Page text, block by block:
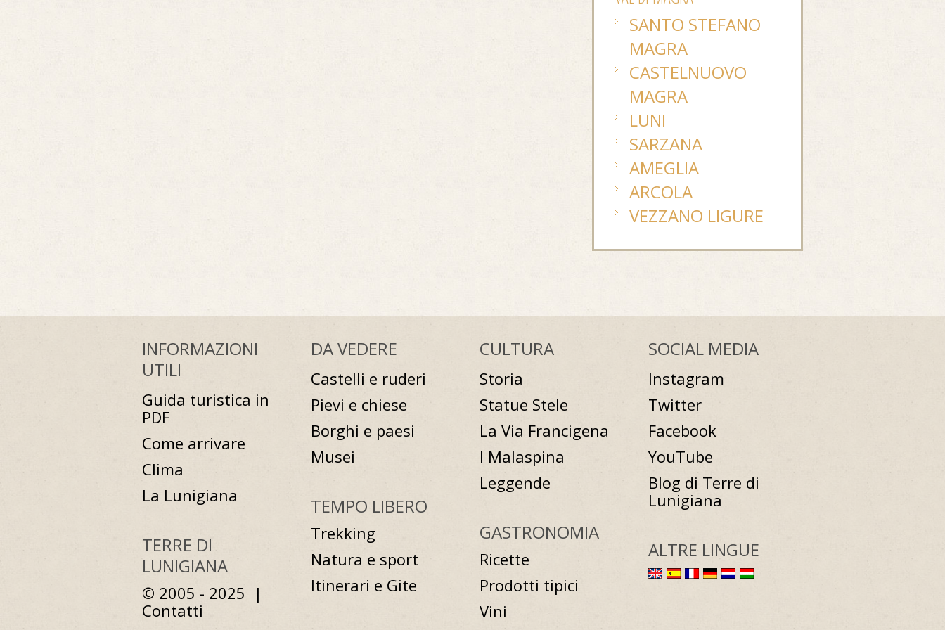
SANTO STEFANO
MAGRA
CASTELNUOVO
MAGRA
LUNI
SARZANA
AMEGLIA
ARCOLA
VEZZANO LIGURE
SOCIAL MEDIA
Instagram
Twitter
Facebook
YouTube
Blog di Terre di
Lunigiana
ALTRE LINGUE
CULTURA
Storia
Statue Stele
La Via Francigena
I Malaspina
Leggende
GASTRONOMIA
Ricette
Prodotti tipici
Vini
DA VEDERE
Castelli e ruderi
Pievi e chiese
Borghi e paesi
Musei
TEMPO LIBERO
Trekking
Natura e sport
Itinerari e Gite
INFORMAZIONI
UTILI
Guida turistica in
PDF
Come arrivare
Clima
La Lunigiana
TERRE DI
LUNIGIANA
© 2005 - 2025 |
Contatti